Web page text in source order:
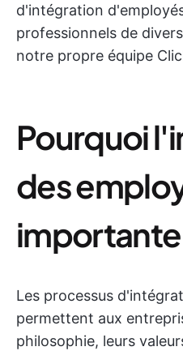
d'intégration
professionnels de
notre propre équipe
Pourquoi
des
importante
Les processus
permettent aux
philosophie, leurs